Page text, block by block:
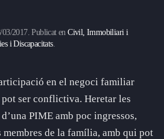
03/2017. Publicat enCivil, Immobiliari i
i Discapacitats.
en el negoci familiar
ser conflictiva. Heretar les
PIME amb poc ingressos,
membres de la família, amb qui pot